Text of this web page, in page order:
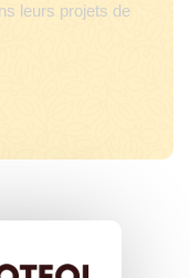
leurs projets de